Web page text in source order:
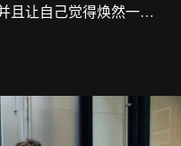
且让自己觉得焕然一